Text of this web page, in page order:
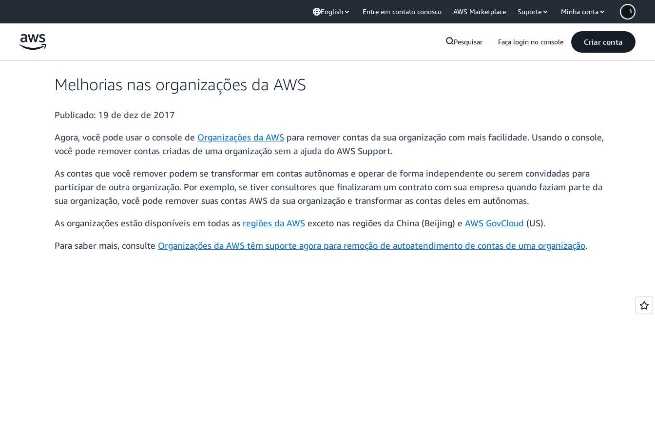
English Entre em contato conosco AWS Marketplace Suporte Minha conta
Pesquisar Faça login no console Criar conta
Melhorias nas organizações da AWS
Publicado: 19 de dez de 2017
Agora, você pode usar o console de Organizações da AWS para remover contas da sua organização com mais facilidade. Usando o console,
você pode remover contas criadas de uma organização sem a ajuda do AWS Support.
As contas que você remover podem se transformar em contas autônomas e operar de forma independente ou serem convidadas para
participar de outra organização. Por exemplo, se tiver consultores que finalizaram um contrato com sua empresa quando faziam parte da
sua organização, você pode remover suas contas AWS da sua organização e transformar as contas deles em autônomas.
As organizações estão disponíveis em todas as regiões da AWS exceto nas regiões da China (Beijing) e AWS GovCloud (US).
Para saber mais, consulte Organizações da AWS têm suporte agora para remoção de autoatendimento de contas de uma organização.